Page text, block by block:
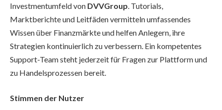
Investmentumfeld von DVVGroup . Tutorials,
Marktberichte und Leitfäden vermitteln umfassendes
Wissen über Finanzmärkte und helfen Anlegern, ihre
Strategien kontinuierlich zu verbessern. Ein kompetentes
Support-Team steht jederzeit für Fragen zur Plattform und
zu Handelsprozessen bereit.
Stimmen der Nutzer